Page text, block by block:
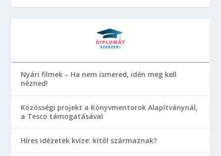
Nyári filmek – Ha nem ismered, idén meg kell
nézned!
Közösségi projekt a Könyvmentorok Alapítványnál,
a Tesco támogatásával
Híres idézetek kvíze: kitől származnak?